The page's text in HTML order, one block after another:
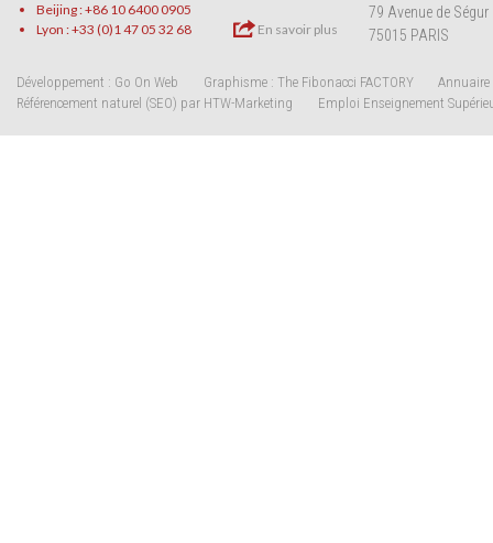
Beijing : +86 10 6400 0905
Lyon : +33 (0)1 47 05 32 68
En savoir plus
79 Avenue de Ségur
75015 PARIS
Développement : Go On Web Graphisme : The Fibonacci FACTORY
Annuaire
Référencement naturel (SEO) par HTW-Marketing
Emploi Enseignement